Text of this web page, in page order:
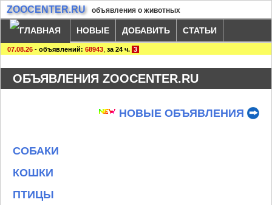
ZOOCENTER.RU объявления о животных
НОВЫЕ ДОБАВИТЬ СТАТЬИ
07.08.26 - объявлений: 68943 за 24 ч. 3
ОБЪЯВЛЕНИЯ ZOOCENTER.RU
НОВЫЕ ОБЪЯВЛЕНИЯ
СОБАКИ
КОШКИ
ПТИЦЫ